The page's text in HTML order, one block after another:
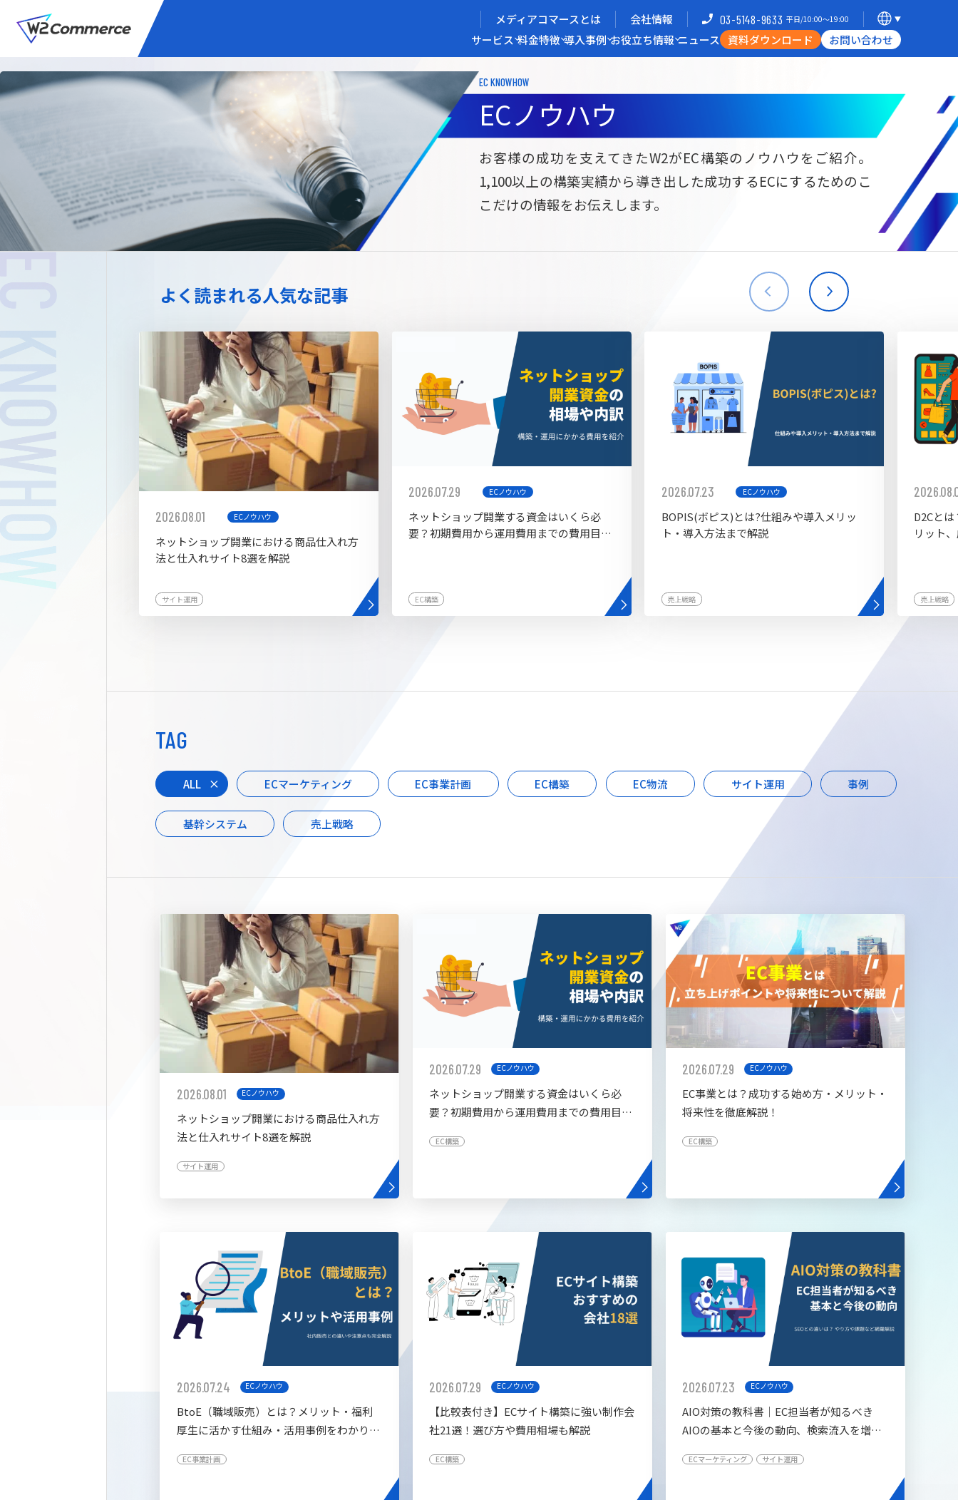
メディアコマースとは 会社情報 03-5148-9633 平日/10:00〜19:00
サービス 料金特徴 導入事例 お役立ち情報 ニュース 資料ダウンロード お問い合わせ
メディアコマースを実現する
サービス
BtoC向けECサイト構築
W2Commerce
Unified
サブスク/定期通販ECサイト構築
Commerce
BtoB向けECサイト構築
W2Commerce
海外進出・現地ECサイト構築
拡張プラグイン一覧 AIカスタマイズ開発 AI buddy
メディアコマースとは 選ばれる理由 開発力/支援体制
導入企業インタビュー
お役立ち資料
EC KNOWHOW
ECノウハウ
お客様の成功を支えてきたW2がEC構築のノウハウをご紹介。
1,100以上の構築実績から導き出した成功するECにするためのこ
こだけの情報をお伝えします。
よく読まれる人気な記事
2026.08.01 ECノウハウ
ネットショップ開業における商品仕入れ方
法と仕入れサイト8選を解説
サイト運用
2026.07.29 ECノウハウ
ネットショップ開業する資金はいくら必
要？初期費用から運用費用までの費用目安
EC構築
2026.07.23 ECノウハウ
BOPIS(ボピス)とは?仕組みや導入メリッ
ト・導入方法まで解説
売上戦略
D2Cと
リット
売上戦略
TAG
ALL ECマーケティング EC事業計画 EC構築 EC物流 サイト運用 事例
基幹システム 売上戦略
2026.08.01 ECノウハウ
ネットショップ開業における商品仕入れ方
法と仕入れサイト8選を解説
サイト運用
2026.07.29 ECノウハウ
ネットショップ開業する資金はいくら必
要？初期費用から運用費用までの費用目安
EC構築
2026.07.29 ECノウハウ
EC事業とは？成功する始め方・メリット・
将来性を徹底解説！
EC構築
2026.07.24 ECノウハウ
BtoE（職域販売）とは？メリット・福利
厚生に活かす仕組み・活用事例をわかりや
EC事業計画
2026.07.29 ECノウハウ
【比較表付き】ECサイト構築に強い制作会
社21選！選び方や費用相場も解説
EC構築
2026.07.23 ECノウハウ
AIO対策の教科書│EC担当者が知るべき
AIOの基本と今後の動向、検索流入を増や
ECマーケティング サイト運用